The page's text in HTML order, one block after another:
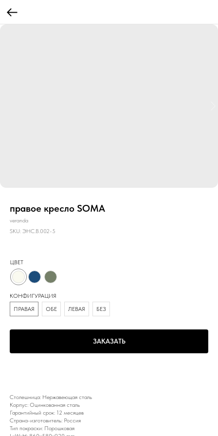
правое кресло SOMA
veranda
SKU: ЭНС.B.002-5
ЦВЕТ
КОНФИГУРАЦИЯ
ПРАВАЯ
ОБЕ ЛЕВАЯ БЕЗ
ЗАКАЗАТЬ
Столешница: Нержавеющая сталь
Корпус: Оцинкованная сталь
Гарантийный срок: 12 месяцев
Страна-изготовитель: Россия
Тип покраски: Порошковая